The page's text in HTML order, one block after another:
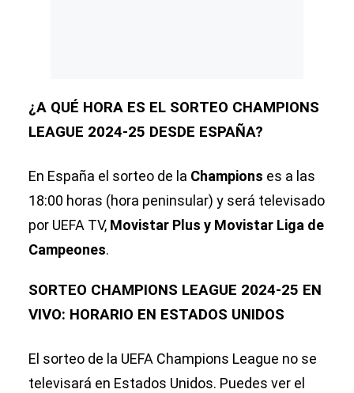
¿A QUÉ HORA ES EL SORTEO CHAMPIONS
LEAGUE 2024-25 DESDE ESPAÑA?
En España el sorteo de la Champions es a las
18:00 horas (hora peninsular) y será televisado
por UEFA TV, Movistar Plus y Movistar Liga de
Campeones.
SORTEO CHAMPIONS LEAGUE 2024-25 EN
VIVO: HORARIO EN ESTADOS UNIDOS
El sorteo de la UEFA Champions League no se
televisará en Estados Unidos. Puedes ver el